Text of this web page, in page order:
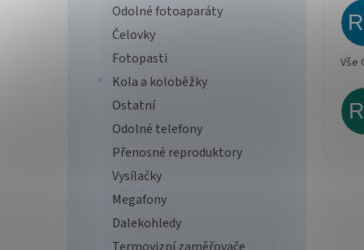
Odolné fotoaparáty
Čelovky
Fotopasti
Kola a koloběžky
Ostatní
Odolné telefony
Přenosné reproduktory
Vysílačky
Megafony
Dalekohledy
Vše